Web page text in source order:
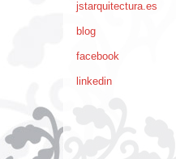
jstarquitectura.es
blog
facebook
linkedin